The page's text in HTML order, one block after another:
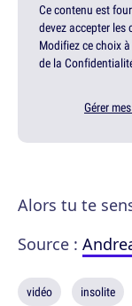
Ce contenu est
devez accepter
Modifiez ce choix
de la
Gérer
Alors tu te
Source :
vidéo insolite